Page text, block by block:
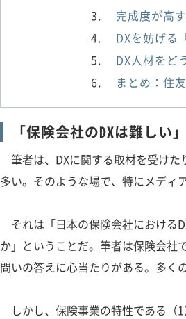
完成度が高
DXを妨げる
DX人材をど
まとめ：住
「保険会社のDXは難しい
筆者は、DXに関する取材を受け
多い。そのような場で、特にメディ
それは「日本の保険会社における
か」ということだ。筆者は保険会社
問いの答えに心当たりがある。多く
しかし、保険事業の特性である（